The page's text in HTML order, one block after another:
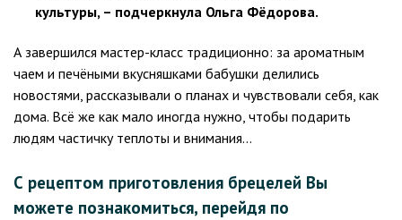
культуры, – подчеркнула Ольга Фёдорова.
А завершился мастер-класс традиционно: за ароматным
чаем и печёными вкусняшками бабушки делились
новостями, рассказывали о планах и чувствовали себя, как
дома. Всё же как мало иногда нужно, чтобы подарить
людям частичку теплоты и внимания…
С рецептом приготовления брецелей Вы
можете познакомиться, перейдя по